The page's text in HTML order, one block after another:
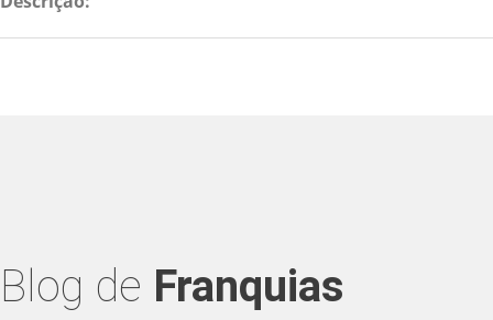
Blog de Franquias